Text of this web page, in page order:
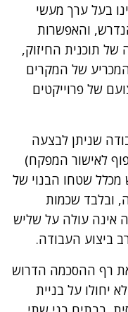
בעל ערך מעשי
והאפשרות
של תוכנית החיזוק,
של המקרים
של פרוייקטים
שניתן לבצעה
לאישור המפקח)
מכלל שטחו הבנוי של
ובלבד שכמות
אינה עולה על שליש
ביצוע העבודה.
רף ההסכמה הדרוש
יחולו על בניית